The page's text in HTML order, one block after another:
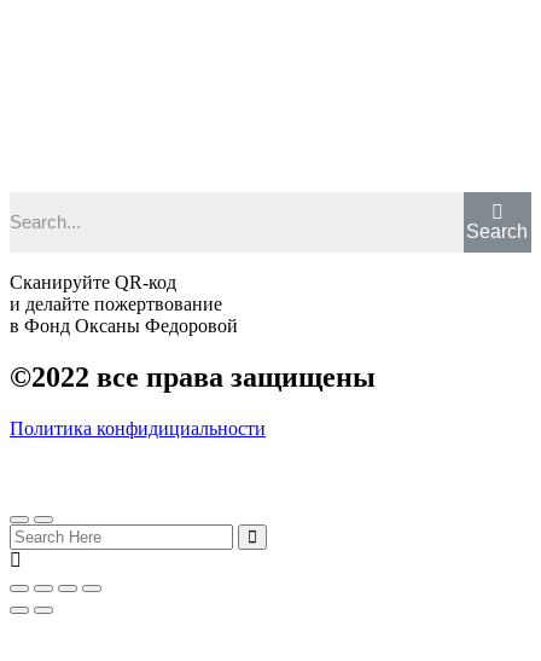
Search
Сканируйте QR-код
и делайте пожертвование
в Фонд Оксаны Федоровой
©2022 все права защищены
Политика конфидициальности